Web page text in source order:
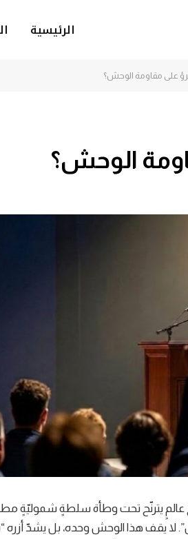
الرئيسية
على مقاومة الوحش؟
الوحش؟
(الإصحاح 13)، ملامح عالمٍ يترنّح تحت وطأة
لا يقف هذا الوحش وحده، بل يشدّ أزره